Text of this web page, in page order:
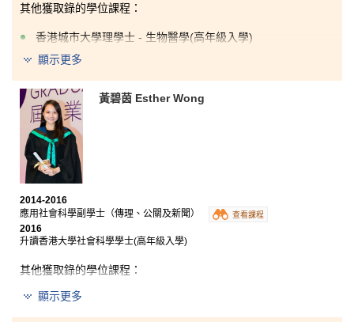
其他獲取錄的學位課程：
香港城市大學理學士 - 生物醫學(高年級入學)
「雖然我未能於
大學，但是我於HPSHCC修讀了兩年醫療及保健產品管理高級文
憑課程後，終於獲得兩個大學學位取錄
園繼續學習。過去兩年我不但接觸到不同的醫療及生物上的知
識，我還認識了一班志同道合的好朋友及循循善誘的老師。老師
們既專業又用心教學。事實上，這個課程的升學出路十分廣，如
果你對於醫療的行業有興趣，不妨報讀課程。我十分高興及感恩
能夠成為此課程的學生。
顯示更多
黃碧茵 Esther Wong
2014-2016
應用社會科學副學士（傳理、公關及新聞）
查看課程
2016
升讀香港大學社會科學學士(高年級入學)
其他獲取錄的學位課程：
香港中文大學社會學社會科學學士(高年級入學)
香港城市大學文學士 - 媒體與傳播(高年級入學)
顯示更多